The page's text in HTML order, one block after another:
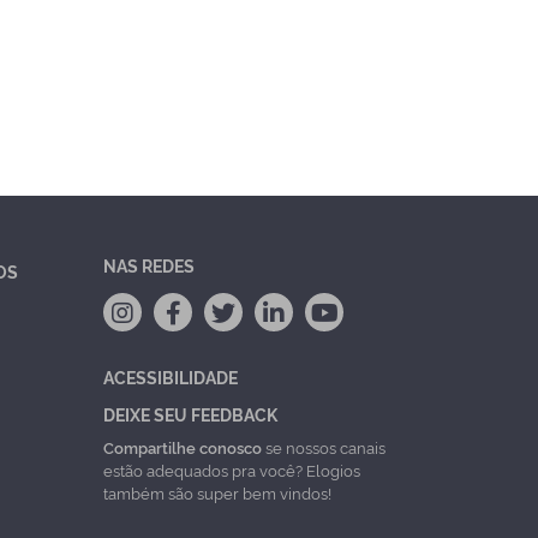
NAS REDES
ACESSIBILIDADE
DEIXE SEU FEEDBACK
Compartilhe conoscose nossos canais
estão adequados pra você? Elogios
também são super bem vindos!